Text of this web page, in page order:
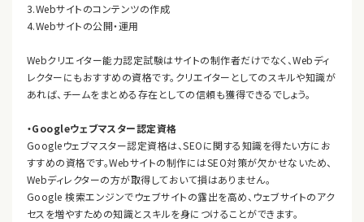
3.Webサイトのコンテンツの作成
4.Webサイトの公開・運用
Webクリエイター能力認定試験はサイトの制作者だけでなく、Webディ
レクターにもおすすめの資格です。クリエイターとしてのスキルや知識が
あれば、チームをまとめる存在としての信頼も獲得できるでしょう。
・Googleウェブマスター認定資格
Googleウェブマスター認定資格は、SEOに関する知識を得たい方にお
すすめの資格です。Webサイトの制作にはSEO対策が欠かせないため、
Webディレクターの方が取得しておいて損はありません。
Google 検索エンジンでウェブサイトの露出を高め、ウェブサイトのアク
セスを増やすための知識とスキルを身につけることができます。